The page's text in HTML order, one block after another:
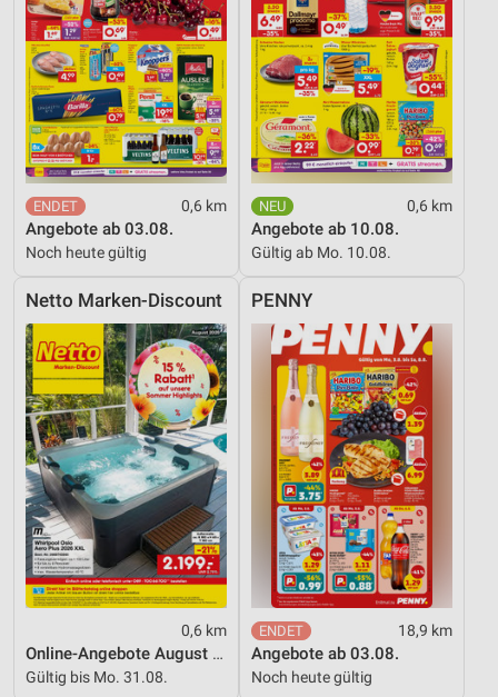
0,6 km
Angebote ab 03.08.
Noch heute gültig
0,6 km
Angebote ab 10.08.
Gültig ab Mo. 10.08.
Netto Marken-Discount
0,6 km
Online-Angebote August 2026
Gültig bis Mo. 31.08.
PENNY
18,9 km
Angebote ab 03.08.
Noch heute gültig